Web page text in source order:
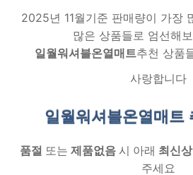
2025년 11월기준 판매량이 가장
많은 상품들로 엄선해
일월워셔블온열매트추천 상품
사랑합니다
일월워셔블온열매트
품절 또는 제품없음 시 아래 최신
주세요